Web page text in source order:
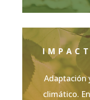
Adaptación
climático.